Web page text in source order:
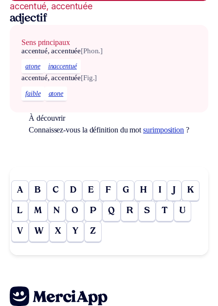
accentué, accentuée
adjectif
Sens principaux
accentué, accentuée[Phon.]
atone inaccentué
accentué, accentuée[Fig.]
faible atone
À découvrir
Connaissez-vous la définition du motsurimposition ?
A B C D E F G H I J K
L M N O P Q R S T U
V W X Y Z